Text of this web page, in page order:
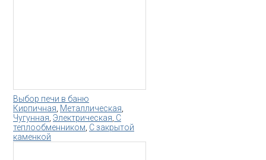
Выбор печи в баню
Кирпичная Металлическая
Чугунная Электрическая С
теплообменником С закрытой
каменкой